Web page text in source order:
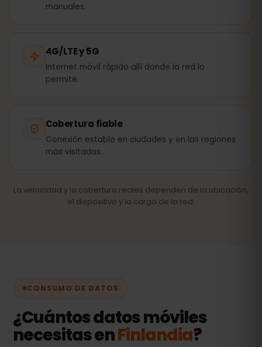
manuales.
4G/LTE y 5G
Internet móvil rápido allí donde la red lo
permite.
Cobertura fiable
Conexión estable en ciudades y en las regiones
más visitadas.
La velocidad y la cobertura reales dependen de la ubicación,
el dispositivo y la carga de la red.
CONSUMO DE DATOS
¿Cuántos datos móviles
necesitas enFinlandia?